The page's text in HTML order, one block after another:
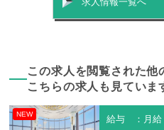
この求人を閲覧された他
こちらの求人も見ていま
NEW
給与 ：月給